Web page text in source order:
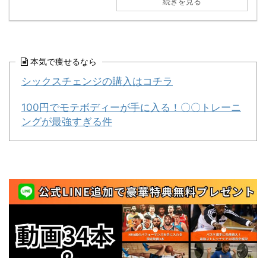
本気で痩せるなら
シックスチェンジの購入はコチラ
100円でモテボディーが手に入る！〇〇トレーニ
ングが最強すぎる件